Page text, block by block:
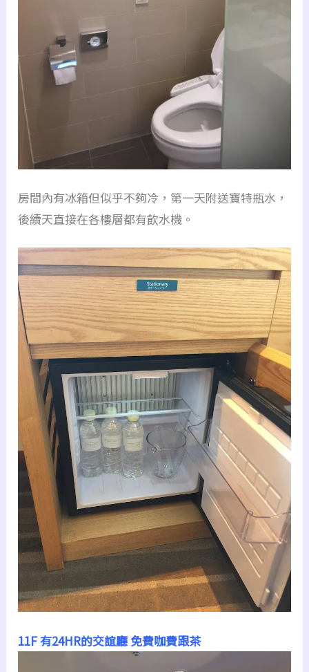
房間內有冰箱但似乎不夠冷，第一天附送寶特瓶水，
後續天直接在各樓層都有飲水機。
11F有24HR的交誼廳 免費咖費跟茶